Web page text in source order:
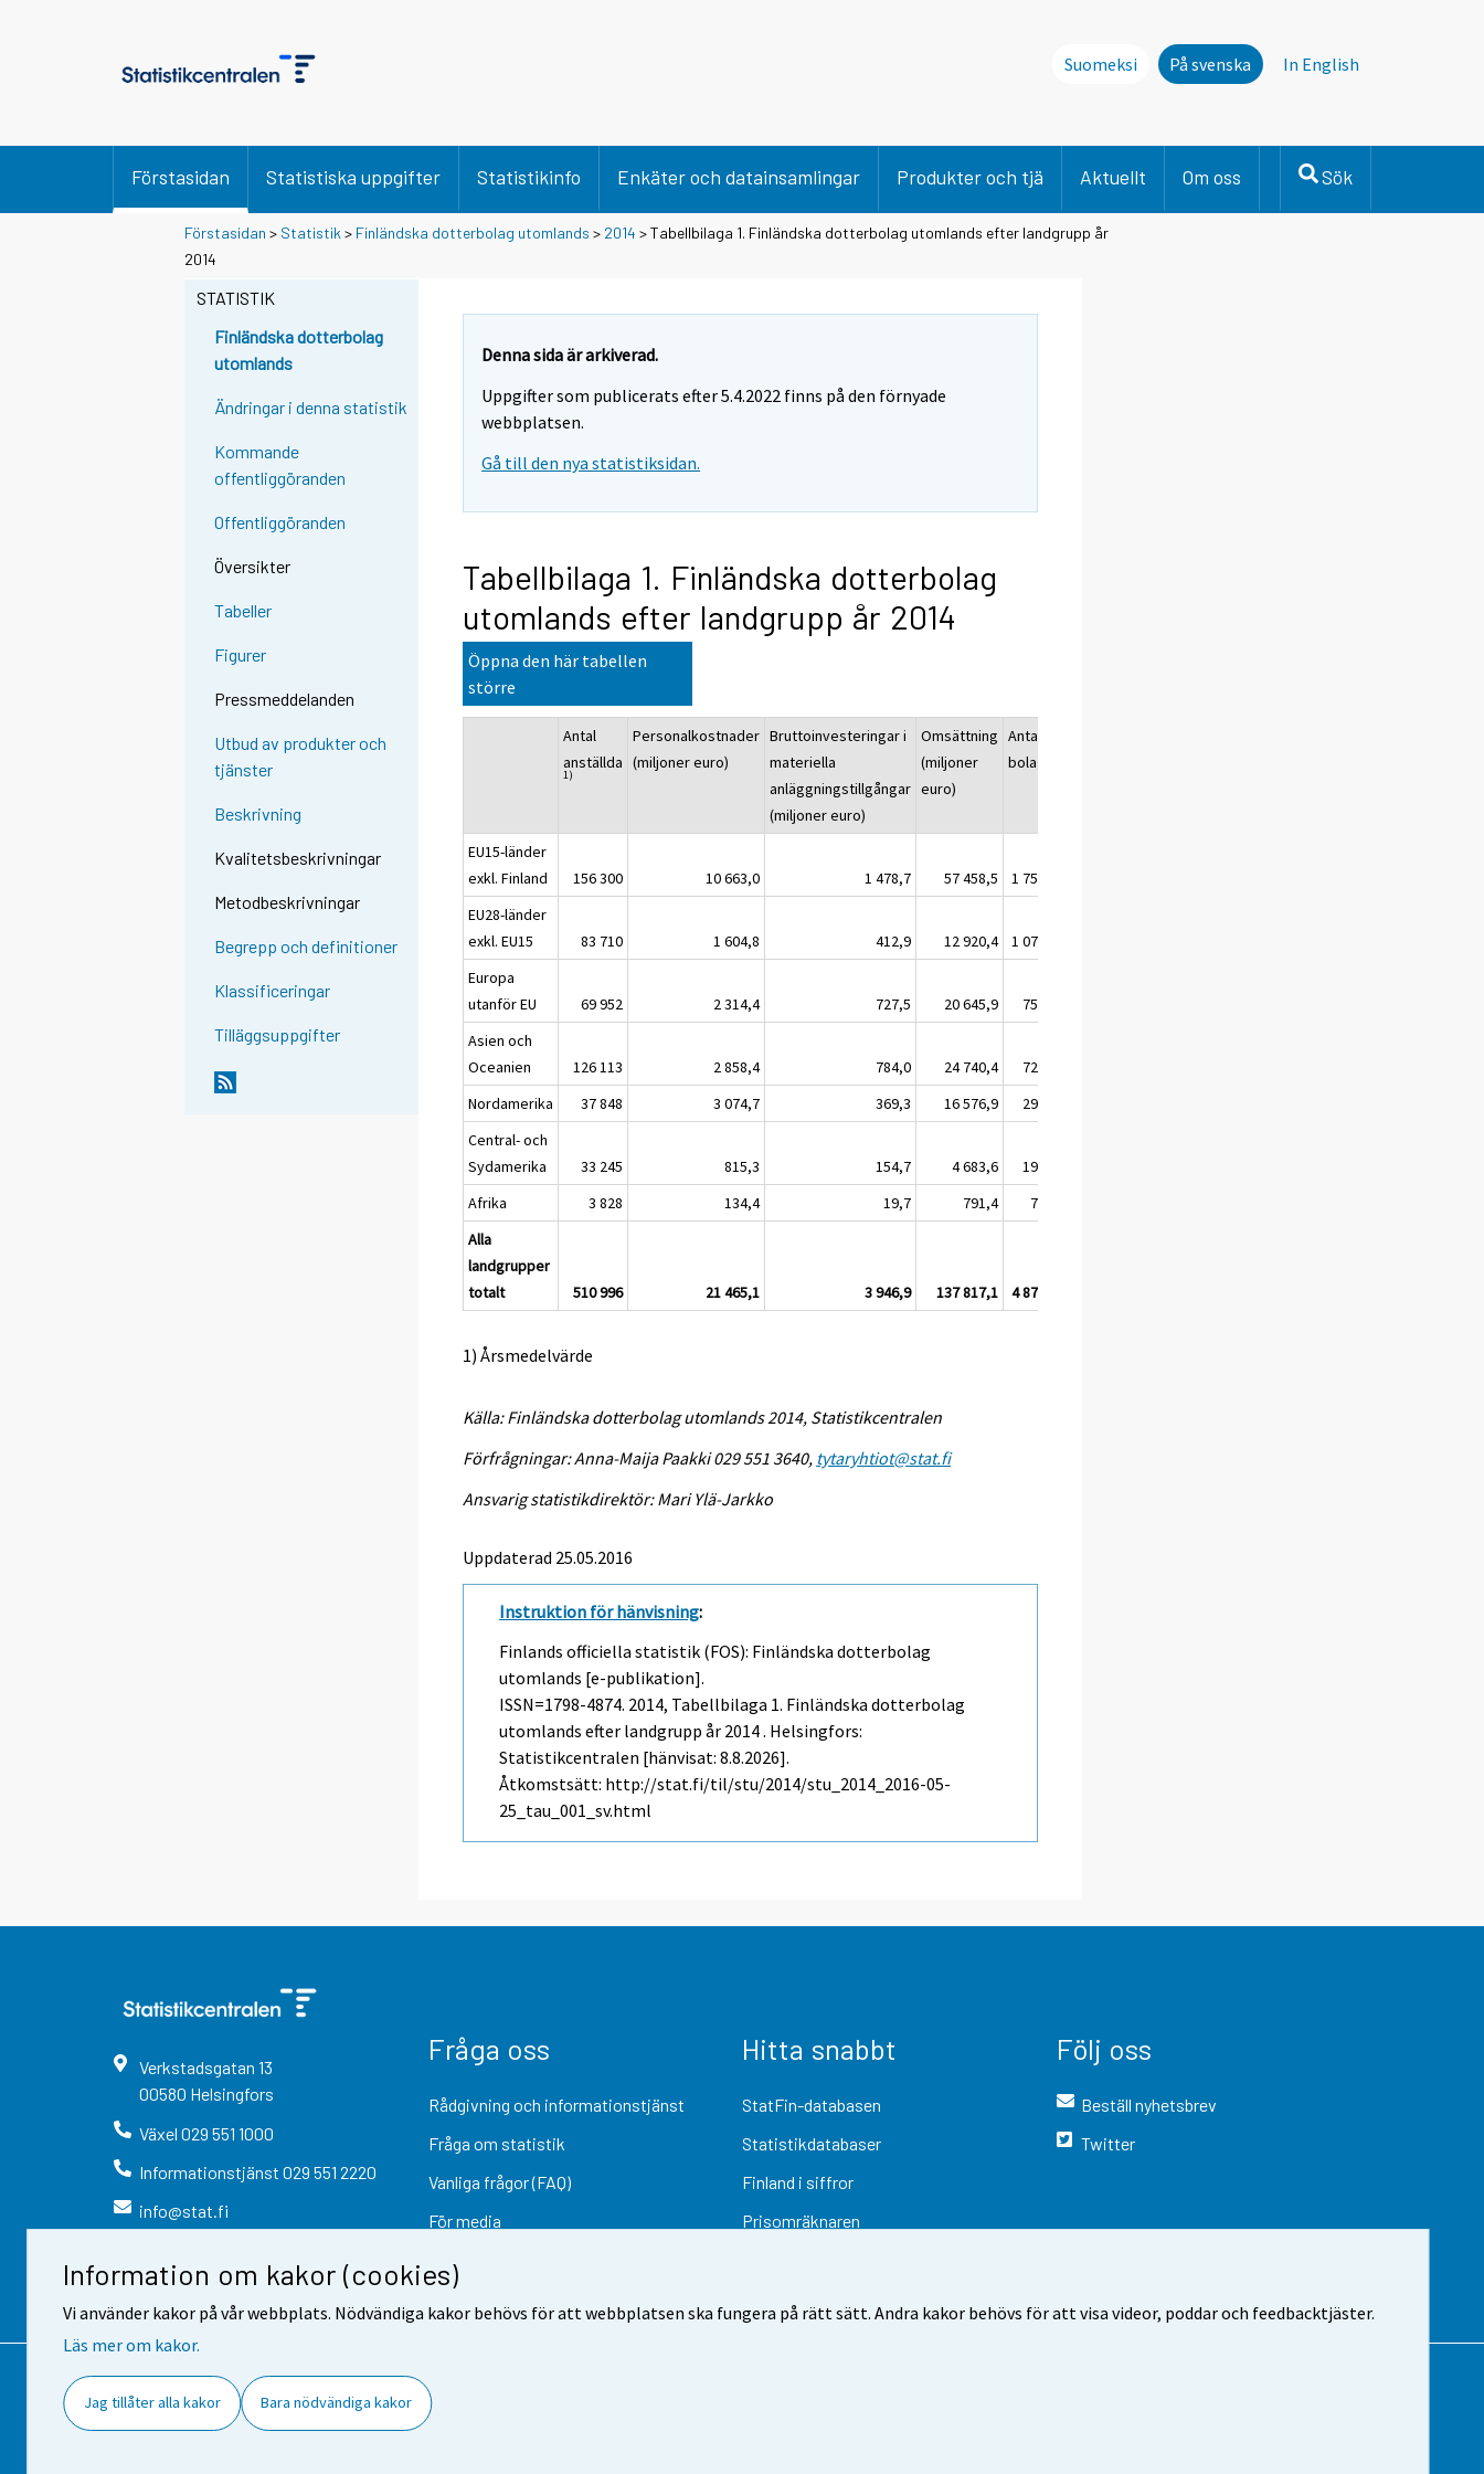
Information om kakor (cookies)
Vi använder kakor på vår webbplats. Nödvändiga kakor behövs för att webbplatsen ska fungera på rätt sätt. Andra kakor behövs för att visa videor, poddar och feedbacktjäster.
Läs mer om kakor.
Jag tillåter alla kakor Bara nödvändiga kakor
Suomeksi På svenska In English
Förstasidan Statistiska uppgifter Statistikinfo Enkäter och datainsamlingar Produkter och tjä Aktuellt Om oss Sök
Förstasidan > Statistik > Finländska dotterbolag utomlands > 2014 > Tabellbilaga 1. Finländska dotterbolag utomlands efter landgrupp år
2014
STATISTIK
Finländska dotterbolag
utomlands
Ändringar i denna statistik
Kommande
offentliggöranden
Offentliggöranden
Översikter
Tabeller
Figurer
Pressmeddelanden
Utbud av produkter och
tjänster
Beskrivning
Kvalitetsbeskrivningar
Metodbeskrivningar
Begrepp och definitioner
Klassificeringar
Tilläggsuppgifter
Denna sida är arkiverad.
Uppgifter som publicerats efter 5.4.2022 finns på den förnyade
webbplatsen.
Gå till den nya statistiksidan.
Tabellbilaga 1. Finländska dotterbolag
utomlands efter landgrupp år 2014
Öppna den här tabellen
större
Antal
anställda
1)
Personalkostnader
(miljoner euro)
Bruttoinvesteringar i
materiella
anläggningstillgångar
(miljoner euro)
Omsättning
(miljoner
euro)
Antal
bolag
EU15-länder
exkl. Finland
156 300 10 663,0 1 478,7 57 458,5
1 757
EU28-länder
exkl. EU15
83 710 1 604,8 412,9 12 920,4
1 078
Europa
utanför EU
69 952 2 314,4 727,5 20 645,9
752
Asien och
Oceanien
126 113 2 858,4 784,0 24 740,4
726
Nordamerika
37 848 3 074,7 369,3 16 576,9
290
Central- och
Sydamerika
33 245 815,3 154,7 4 683,6
193
Afrika
3 828 134,4 19,7 791,4
74
Alla
landgrupper
totalt
510 996 21 465,1 3 946,9 137 817,1 4 870
1) Årsmedelvärde
Källa: Finländska dotterbolag utomlands 2014, Statistikcentralen
Förfrågningar: Anna-Maija Paakki 029 551 3640, tytaryhtiot@stat.fi
Ansvarig statistikdirektör: Mari Ylä-Jarkko
Uppdaterad 25.05.2016
Instruktion för hänvisning:
Finlands officiella statistik (FOS): Finländska dotterbolag
utomlands [e-publikation].
ISSN=1798-4874. 2014, Tabellbilaga 1. Finländska dotterbolag
utomlands efter landgrupp år 2014 . Helsingfors:
Statistikcentralen [hänvisat: 8.8.2026].
Åtkomstsätt: http://stat.fi/til/stu/2014/stu_2014_2016-05-
25_tau_001_sv.html
Verkstadsgatan 13
00580 Helsingfors
Växel 029 551 1000
Informationstjänst 029 551 2220
info@stat.fi
Fråga oss
Rådgivning och informationstjänst
Fråga om statistik
Vanliga frågor (FAQ)
För media
Hitta snabbt
StatFin-databasen
Statistikdatabaser
Finland i siffror
Prisomräknaren
Följ oss
Beställ nyhetsbrev
Twitter
Kontaktinformation Respons